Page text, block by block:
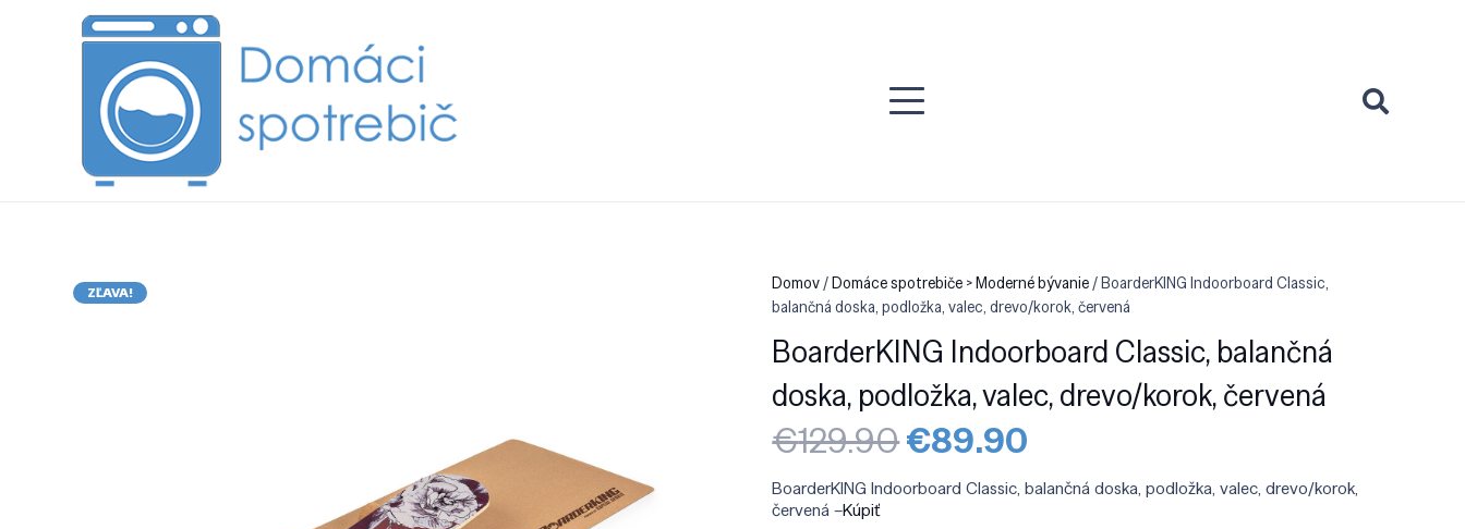
ZĽAVA! Domov/Domáce spotrebiče > Moderné bývanie/ BoarderKING Indoorboard Classic,
balančná doska, podložka, valec, drevo/korok, červená
BoarderKING Indoorboard Classic, balančná
doska, podložka, valec, drevo/korok, červená
€129.90Pôvodná
cena
bola:
€129.90.
€89.90
je:
€89.90.
BoarderKING Indoorboard Classic, balančná doska, podložka, valec, drevo/korok,
červená –Kúpiť